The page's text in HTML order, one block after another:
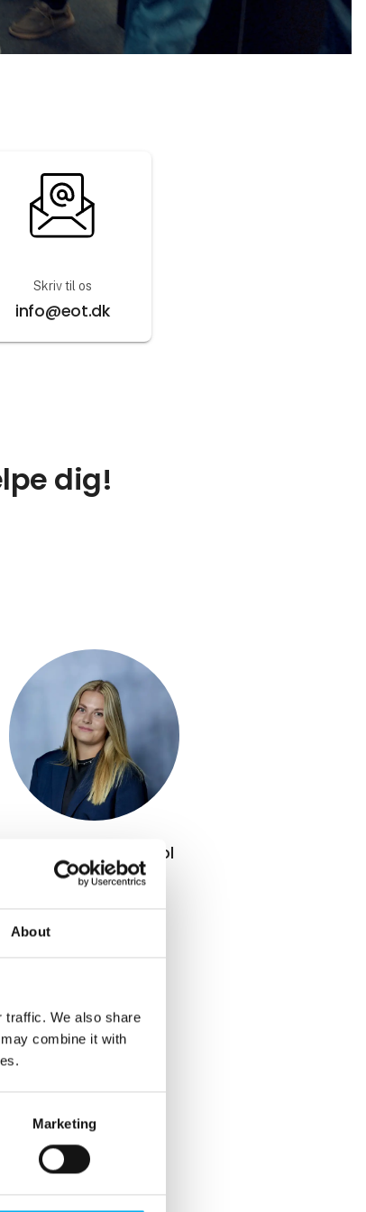
About
traffic. We also share
combine it with
Marketing
Skriv til os
info@eot.dk
dig!
Michelle Schaik-Pool
Projektkoordinator
phone +45 9926 9856
mail